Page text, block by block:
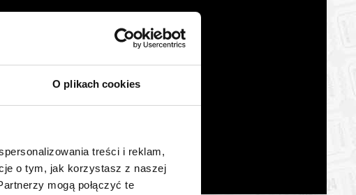
O plikach cookies
treści i reklam,
o tym, jak korzystasz z naszej
mogą połączyć te